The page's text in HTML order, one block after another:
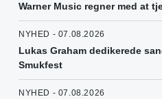
Warner Music regner med at
NYHED - 07.08.2026
Lukas Graham dedikerede
Smukfest
NYHED - 07.08.2026